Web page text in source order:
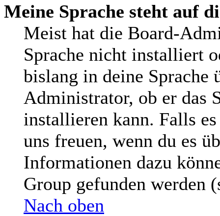
Meine Sprache steht auf
Meist hat die Board-
Sprache nicht installiert
bislang in deine Sprache
Administrator, ob er das
installieren kann. Falls
uns freuen, wenn du es
Informationen dazu
Group gefunden werden
Nach oben